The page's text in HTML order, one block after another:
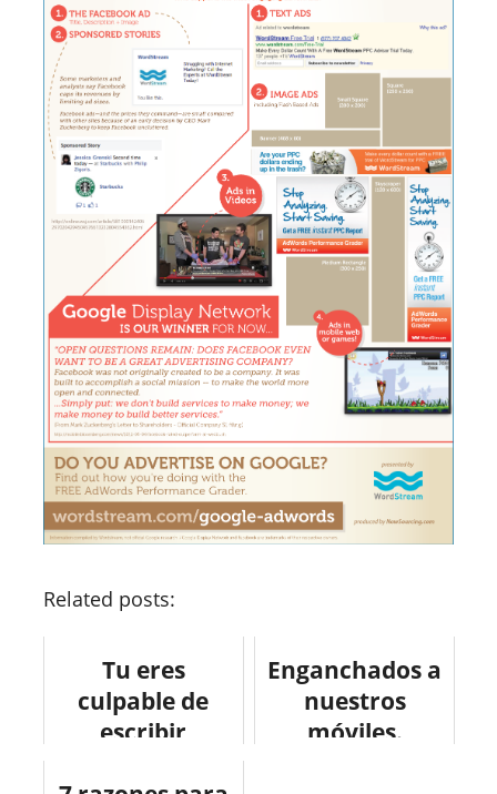
Related posts:
Tu eres
culpable de
escribir
Enganchados a
nuestros
móviles.